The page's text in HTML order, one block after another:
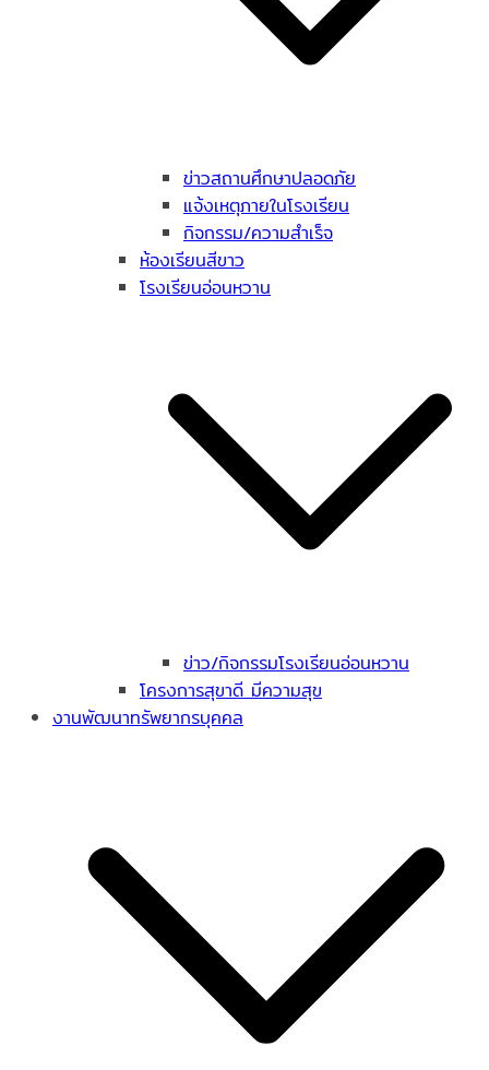
ข่าวสถานศึกษาปลอดภัย
แจ้งเหตุภายในโรงเรียน
กิจกรรม/ความสำเร็จ
ห้องเรียนสีขาว
โรงเรียนอ่อนหวาน
ข่าว/กิจกรรมโรงเรียนอ่อนหวาน
โครงการสุขาดี มีความสุข
งานพัฒนาทรัพยากรบุคคล